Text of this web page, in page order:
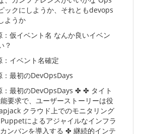
ックにしようか、それともdevops
ようか
仮イベント名 なんか良いイベン
？
イベント名確定
最初のDevOpsDays
：最初のDevOpsDays ✤ ✤ タイト
要求で、ユーザーストーリーは役
クラウド上でのモニタリング
によるアジャイルなインフラ
ンバンを導入する ✤ 継続的インテ